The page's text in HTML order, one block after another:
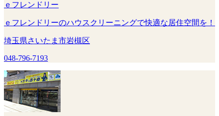
ｅフレンドリー
ｅフレンドリーのハウスクリーニングで快適な居住空間を！
埼玉県さいたま市岩槻区
048-796-7193